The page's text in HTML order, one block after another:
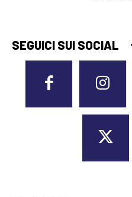
SEGUICI SUI SOCIAL